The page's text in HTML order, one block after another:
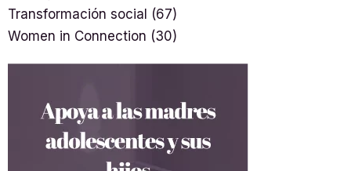
Transformación social (67)
Women in Connection (30)